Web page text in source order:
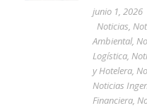
junio 1, 2026
Noticias,
Ambiental,
Logística,
y Hotelera,
Noticias
Financiera,